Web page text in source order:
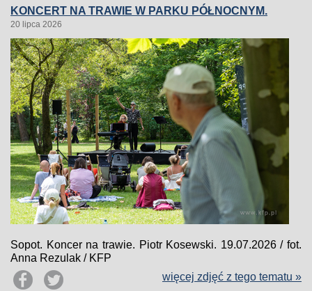
KONCERT NA TRAWIE W PARKU PÓŁNOCNYM.
20 lipca 2026
Sopot. Koncer na trawie. Piotr Kosewski. 19.07.2026 / fot.
Anna Rezulak / KFP
więcej zdjęć z tego tematu »